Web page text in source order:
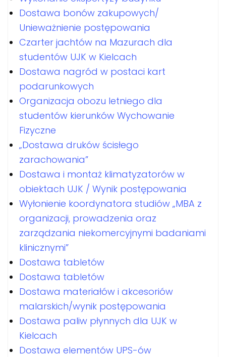
Dostawa bonów zakupowych/
Unieważnienie postępowania
Czarter jachtów na Mazurach dla
studentów UJK w Kielcach
Dostawa nagród w postaci kart
podarunkowych
Organizacja obozu letniego dla
studentów kierunków Wychowanie
Fizyczne
„Dostawa druków ścisłego
zarachowania”
Dostawa i montaż klimatyzatorów w
obiektach UJK / Wynik postępowania
Wyłonienie koordynatora studiów „MBA z
organizacji, prowadzenia oraz
zarządzania niekomercyjnymi badaniami
klinicznymi”
Dostawa tabletów
Dostawa tabletów
Dostawa materiałów i akcesoriów
malarskich/wynik postępowania
Dostawa paliw płynnych dla UJK w
Kielcach
Dostawa elementów UPS-ów